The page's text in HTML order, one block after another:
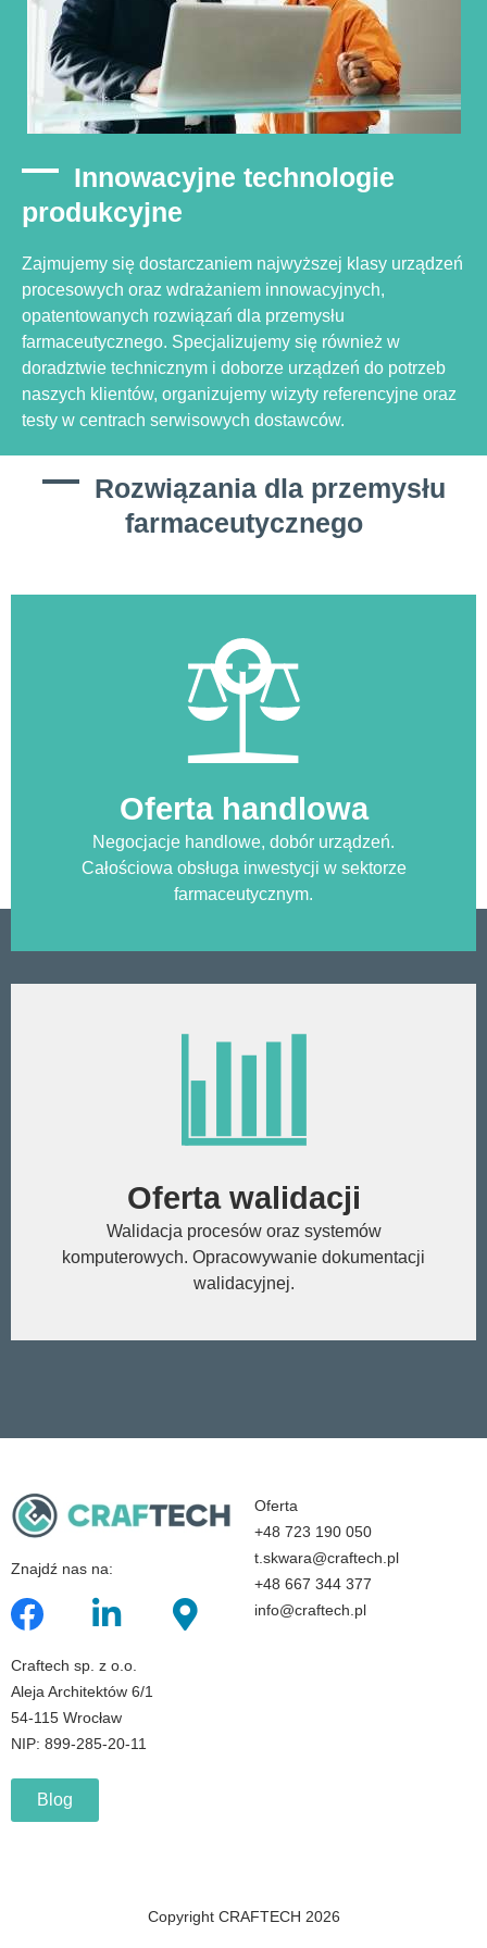
Innowacyjne technologie
produkcyjne
Zajmujemy się dostarczaniem najwyższej klasy urządzeń
procesowych oraz wdrażaniem innowacyjnych,
opatentowanych rozwiązań dla przemysłu
farmaceutycznego. Specjalizujemy się również w
doradztwie technicznym i doborze urządzeń do potrzeb
naszych klientów, organizujemy wizyty referencyjne oraz
testy w centrach serwisowych dostawców.
Rozwiązania dla przemysłu
farmaceutycznego
Oferta handlowa
Negocjacje handlowe, dobór urządzeń.
Całościowa obsługa inwestycji w sektorze
farmaceutycznym.
Oferta walidacji
Walidacja procesów oraz systemów
komputerowych. Opracowywanie dokumentacji
walidacyjnej.
Znajdź nas na:
Craftech sp. z o.o.
Aleja Architektów 6/1
54-115 Wrocław
NIP: 899-285-20-11
Oferta
+48 723 190 050
t.skwara@craftech.pl
+48 667 344 377
info@craftech.pl
Blog
Copyright CRAFTECH 2026